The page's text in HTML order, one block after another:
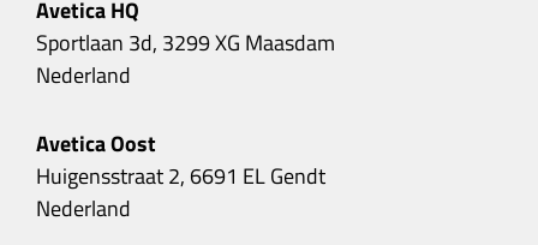
Avetica HQ
Sportlaan 3d, 3299 XG Maasdam
Nederland
Avetica Oost
Huigensstraat 2, 6691 EL Gendt
Nederland